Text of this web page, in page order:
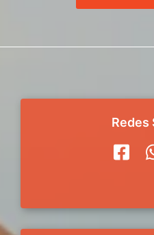
Redes